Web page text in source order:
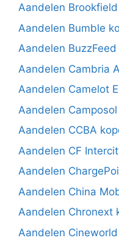
Aandelen
Aandelen Bumble
Aandelen BuzzFeed
Aandelen Cambria
Aandelen Camelot
Aandelen
Aandelen CCBA
Aandelen CF
Aandelen
Aandelen China
Aandelen Chronext
Aandelen